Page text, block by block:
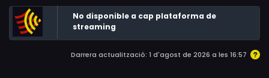
No disponible a cap plataforma de
streaming
Darrera actualització: 1 d'agost de 2026 a les 16:57